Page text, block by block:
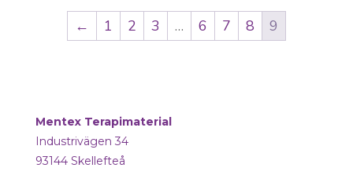
← 1 2 3 … 6 7 8 9
Mentex Terapimaterial
Industrivägen 34
93144 Skellefteå